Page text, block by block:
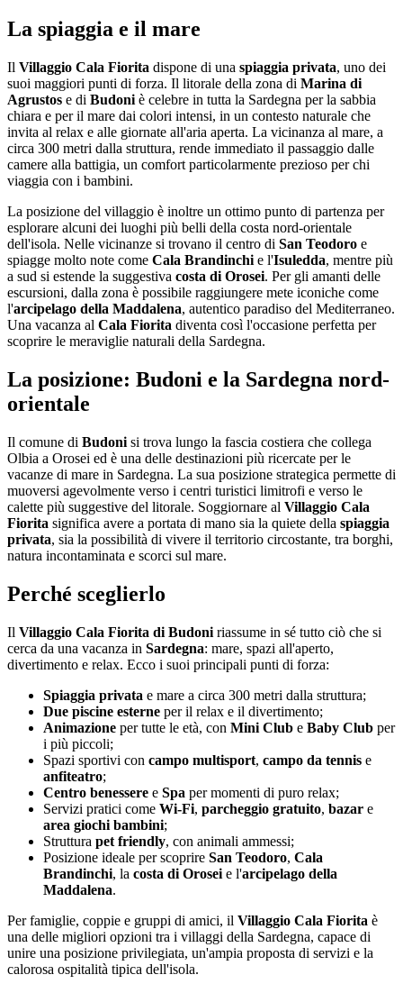
La spiaggia e il mare
Il Villaggio Cala Fiorita dispone di una spiaggia privata, uno dei
suoi maggiori punti di forza. Il litorale della zona di Marina di
Agrustos e di Budoni è celebre in tutta la Sardegna per la sabbia
chiara e per il mare dai colori intensi, in un contesto naturale che
invita al relax e alle giornate all'aria aperta. La vicinanza al mare, a
circa 300 metri dalla struttura, rende immediato il passaggio dalle
camere alla battigia, un comfort particolarmente prezioso per chi
viaggia con i bambini.
La posizione del villaggio è inoltre un ottimo punto di partenza per
esplorare alcuni dei luoghi più belli della costa nord-orientale
dell'isola. Nelle vicinanze si trovano il centro di San Teodoro e
spiagge molto note come Cala Brandinchi e l'Isuledda, mentre più
a sud si estende la suggestiva costa di Orosei. Per gli amanti delle
escursioni, dalla zona è possibile raggiungere mete iconiche come
l'arcipelago della Maddalena, autentico paradiso del Mediterraneo.
Una vacanza al Cala Fiorita diventa così l'occasione perfetta per
scoprire le meraviglie naturali della Sardegna.
La posizione: Budoni e la Sardegna nord-
orientale
Il comune di Budoni si trova lungo la fascia costiera che collega
Olbia a Orosei ed è una delle destinazioni più ricercate per le
vacanze di mare in Sardegna. La sua posizione strategica permette di
muoversi agevolmente verso i centri turistici limitrofi e verso le
calette più suggestive del litorale. Soggiornare al Villaggio Cala
Fiorita significa avere a portata di mano sia la quiete della spiaggia
privata, sia la possibilità di vivere il territorio circostante, tra borghi,
natura incontaminata e scorci sul mare.
Perché sceglierlo
Il Villaggio Cala Fiorita di Budoni riassume in sé tutto ciò che si
cerca da una vacanza in Sardegna: mare, spazi all'aperto,
divertimento e relax. Ecco i suoi principali punti di forza:
Spiaggia privata e mare a circa 300 metri dalla struttura;
Due piscine esterne per il relax e il divertimento;
Animazione per tutte le età, con Mini Club e Baby Club per
i più piccoli;
Spazi sportivi con campo multisport, campo da tennis e
anfiteatro;
Centro benessere e Spa per momenti di puro relax;
Servizi pratici come Wi-Fi, parcheggio gratuito, bazar e
area giochi bambini;
Struttura pet friendly, con animali ammessi;
Posizione ideale per scoprire San Teodoro, Cala
Brandinchi, la costa di Orosei e l'arcipelago della
Maddalena.
Per famiglie, coppie e gruppi di amici, il Villaggio Cala Fiorita è
una delle migliori opzioni tra i villaggi della Sardegna, capace di
unire una posizione privilegiata, un'ampia proposta di servizi e la
calorosa ospitalità tipica dell'isola.